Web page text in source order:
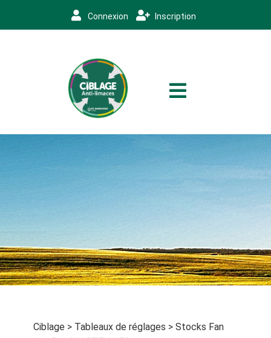
Connexion Inscription
Ciblage > Tableaux de réglages > Stocks Fan